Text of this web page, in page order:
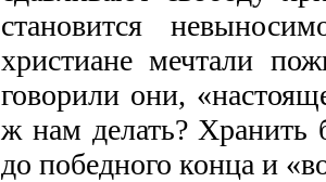
становится
христиане мечтали
говорили они,
ж нам делать? Хранить
до победного конца и